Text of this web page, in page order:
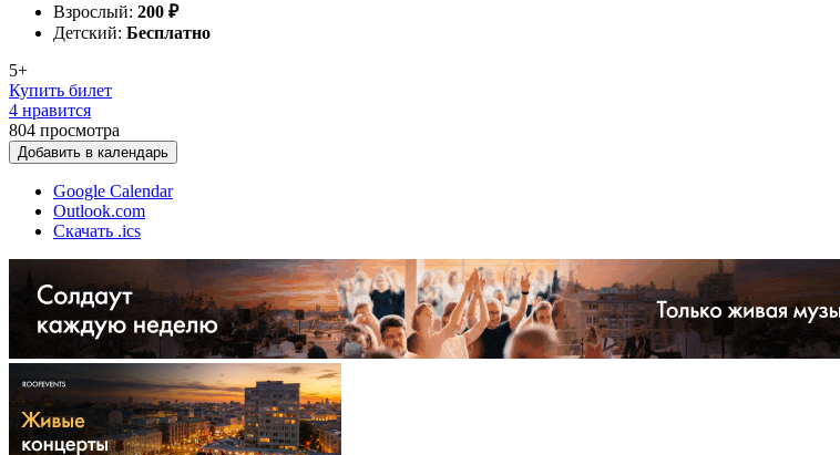
Взрослый: 200 ₽
Детский: Бесплатно
5+
Купить билет
4 нравится
804 просмотра
Добавить в календарь
Google Calendar
Outlook.com
Скачать .ics